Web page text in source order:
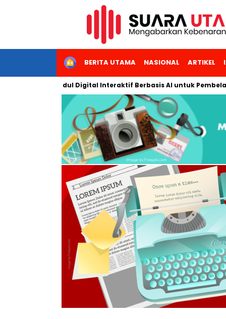
HOMEBERITA UTAMA NASIONAL ARTIKEL
Modul Digital Interaktif Berbasis AI untuk Pembelajaran